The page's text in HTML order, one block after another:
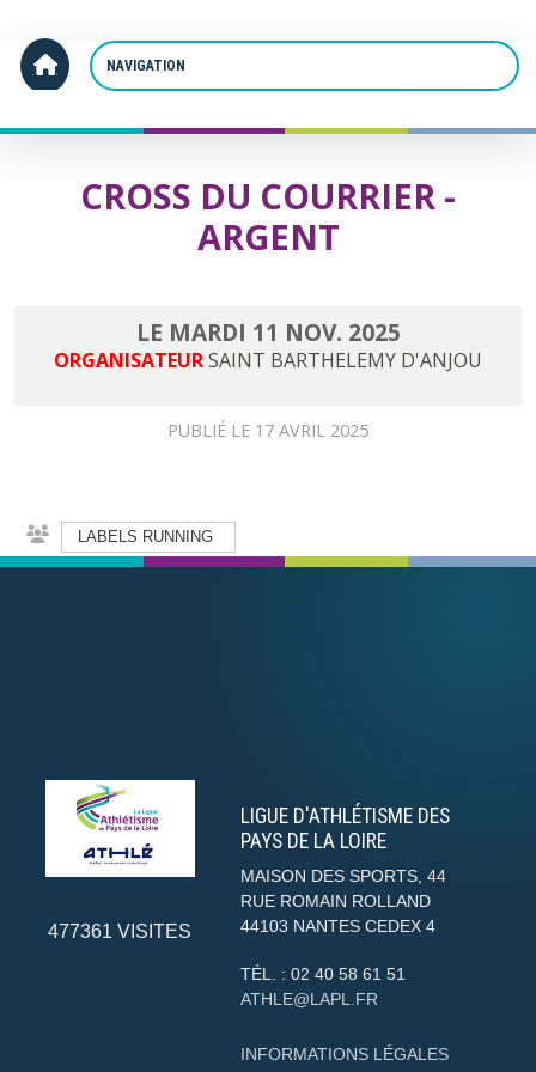
Accueil Cross du Courrier - Argent
CROSS DU COURRIER -
ARGENT
LE MARDI 11 NOV. 2025
ORGANISATEURSAINT BARTHELEMY D'ANJOU
PUBLIÉ LE 17 AVRIL 2025
LABELS RUNNING
477361 VISITES
LIGUE D'ATHLÉTISME DES
PAYS DE LA LOIRE
MAISON DES SPORTS, 44
RUE ROMAIN ROLLAND
44103 NANTES CEDEX 4
TÉL. : 02 40 58 61 51
ATHLE@LAPL.FR
INFORMATIONS LÉGALES